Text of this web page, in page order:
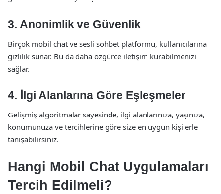
3. Anonimlik ve Güvenlik
Birçok mobil chat ve sesli sohbet platformu, kullanıcılarına
gizlilik sunar. Bu da daha özgürce iletişim kurabilmenizi
sağlar.
4. İlgi Alanlarına Göre Eşleşmeler
Gelişmiş algoritmalar sayesinde, ilgi alanlarınıza, yaşınıza,
konumunuza ve tercihlerine göre size en uygun kişilerle
tanışabilirsiniz.
Hangi Mobil Chat Uygulamaları
Tercih Edilmeli?